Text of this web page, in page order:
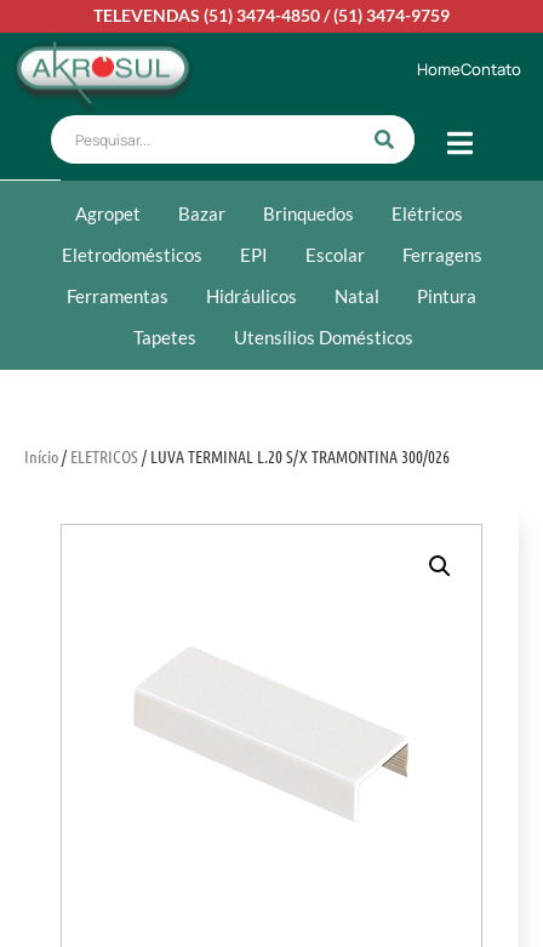
TELEVENDAS (51) 3474-4850/(51) 3474-9759
HomeContato
Agropet Bazar Brinquedos
Elétricos
Eletrodomésticos
EPI Escolar
Ferragens
Ferramentas
Hidráulicos Natal
Pintura
Tapetes
Utensílios Domésticos
Início/ ELETRICOS/ LUVA TERMINAL L.20 S/X TRAMONTINA 300/026